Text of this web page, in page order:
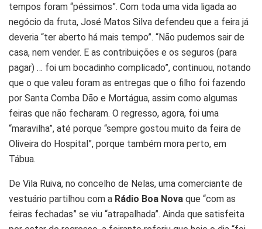
tempos foram “péssimos”. Com toda uma vida ligada ao
negócio da fruta, José Matos Silva defendeu que a feira já
deveria “ter aberto há mais tempo”. “Não pudemos sair de
casa, nem vender. E as contribuições e os seguros (para
pagar) … foi um bocadinho complicado”, continuou, notando
que o que valeu foram as entregas que o filho foi fazendo
por Santa Comba Dão e Mortágua, assim como algumas
feiras que não fecharam. O regresso, agora, foi uma
“maravilha”, até porque “sempre gostou muito da feira de
Oliveira do Hospital”, porque também mora perto, em
Tábua.
De Vila Ruiva, no concelho de Nelas, uma comerciante de
vestuário partilhou com a Rádio Boa Nova que “com as
feiras fechadas” se viu “atrapalhada”. Ainda que satisfeita